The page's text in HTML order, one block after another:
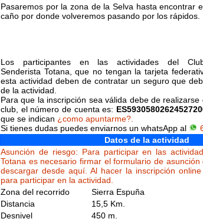
Pasaremos por la zona de la Selva hasta encontrar
caño por donde volveremos pasando por los rápidos.
Los participantes en las actividades del
Senderista Totana, que no tengan la tarjeta
esta actividad deben de contratar un seguro que
de la actividad.
Para que la inscripción sea válida debe de
club, el número de cuenta es:
que se indican ¿como apuntarme?.
Si tienes dudas puedes enviarnos un whatsApp al
Datos de la actividad
Asunción de riesgo: Para participar en las
Totana es necesario firmar el formulario de
descargar desde aquí. Al hacer la inscripción
para participar en la actividad.
Zona del recorrido
Sierra Espuña
Distancia
15,5 Km.
Desnivel
450 m.